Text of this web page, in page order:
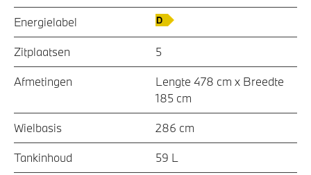
Energielabel
Zitplaatsen 5
Afmetingen
Lengte 478 cm x Breedte
185 cm
Wielbasis 286 cm
Tankinhoud 59 L